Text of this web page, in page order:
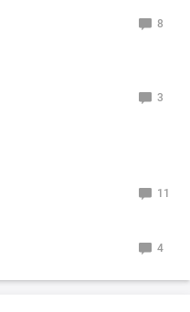
8
3
11
4